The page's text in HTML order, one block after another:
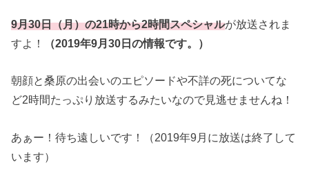
9月30日（月）の21時から2時間スペシャルが放送されま
すよ！
（2019年9月30日の情報です。）
朝顔と桑原の出会いのエピソードや不詳の死についてな
ど2時間たっぷり放送するみたいなので見逃せませんね！
あぁー！待ち遠しいです！（2019年9月に放送は終了して
います）